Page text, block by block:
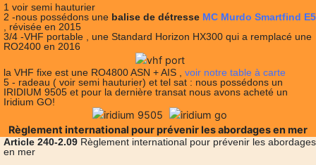
1 voir semi hauturier
2 -nous possédons une balise de détresse MC Murdo Smartfind E5
, révisée en 2015
3/4 -VHF portable , une Standard Horizon HX300 qui a remplacé une
RO2400 en 2016
la VHF fixe est une RO4800 ASN + AIS , voir notre table à carte
5 - radeau ( voir semi hauturier) et tel sat : nous possédons un
IRIDIUM 9505 et pour la dernière transat nous avons acheté un
Iridium GO!
Règlement international pour prévenir les abordages en mer
Article 240-2.09 Règlement international pour prévenir les abordages
en mer